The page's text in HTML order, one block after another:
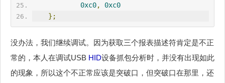
0xc0,
0xc0
};
没办法，我们继续调试。因为获取三个报表描述符肯定是不正
常的，本人在调试USB HID设备抓包分析时，并没有出现如此
的现象，所以这个不正常应该是突破口，但突破口在那里，还